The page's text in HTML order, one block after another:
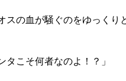
スの血が騒ぐのをゆっくり
タこそ何者なのよ！？」